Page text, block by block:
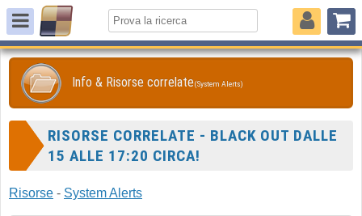
Info & Risorse correlate(System Alerts)
RISORSE CORRELATE - BLACK OUT DALLE
15 ALLE 17:20 CIRCA!
Risorse - System Alerts